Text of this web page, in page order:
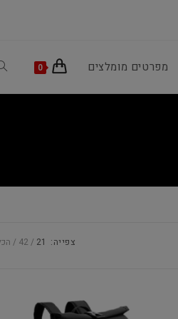
מפרטים מומלצים 0
צפייה: 21
42